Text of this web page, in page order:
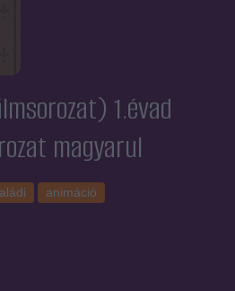
1.évad
magyarul
animáció